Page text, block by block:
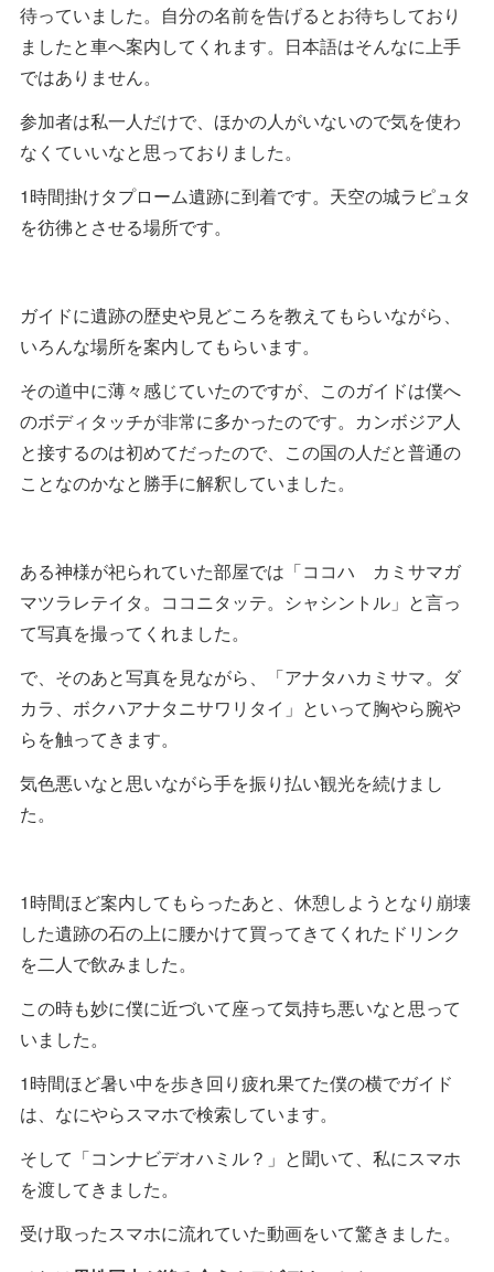
待っていました。自分の名前を告げるとお待ちしており
ましたと車へ案内してくれます。日本語はそんなに上手
ではありません。
参加者は私一人だけで、ほかの人がいないので気を使わ
なくていいなと思っておりました。
1時間掛けタプローム遺跡に到着です。天空の城ラピュタ
を彷彿とさせる場所です。
ガイドに遺跡の歴史や見どころを教えてもらいながら、
いろんな場所を案内してもらいます。
その道中に薄々感じていたのですが、このガイドは僕へ
のボディタッチが非常に多かったのです。カンボジア人
と接するのは初めてだったので、この国の人だと普通の
ことなのかなと勝手に解釈していました。
ある神様が祀られていた部屋では「ココハ カミサマガ
マツラレテイタ。ココニタッテ。シャシントル」と言っ
て写真を撮ってくれました。
で、そのあと写真を見ながら、「アナタハカミサマ。ダ
カラ、ボクハアナタニサワリタイ」といって胸やら腕や
らを触ってきます。
気色悪いなと思いながら手を振り払い観光を続けまし
た。
1時間ほど案内してもらったあと、休憩しようとなり崩壊
した遺跡の石の上に腰かけて買ってきてくれたドリンク
を二人で飲みました。
この時も妙に僕に近づいて座って気持ち悪いなと思って
いました。
1時間ほど暑い中を歩き回り疲れ果てた僕の横でガイド
は、なにやらスマホで検索しています。
そして「コンナビデオハミル？」と聞いて、私にスマホ
を渡してきました。
受け取ったスマホに流れていた動画をいて驚きました。